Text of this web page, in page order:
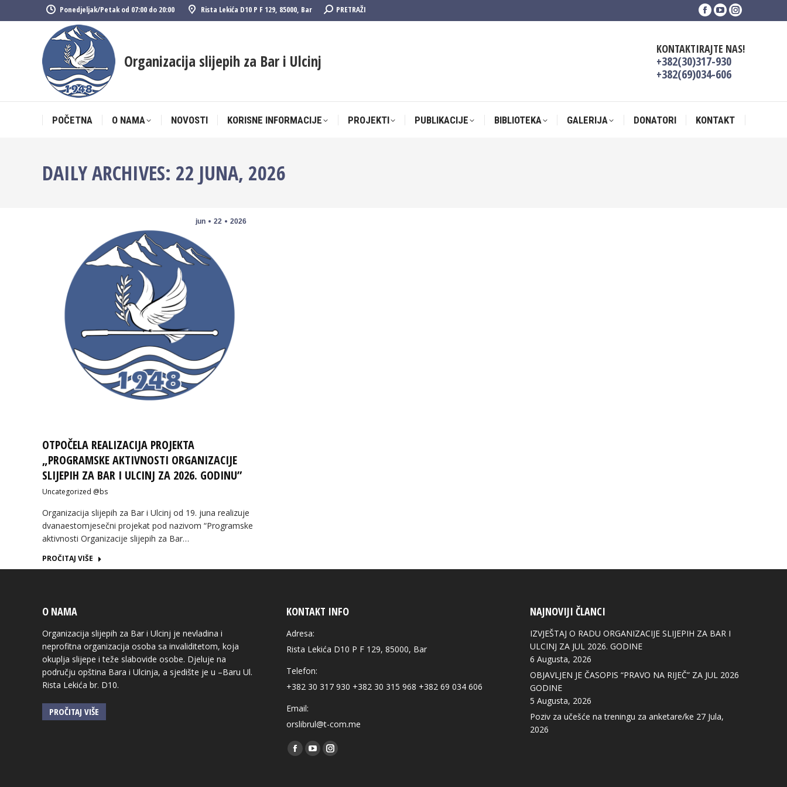
Ponedjeljak/Petak od 07:00 do 20:00 Rista Lekića D10 P F 129, 85000, Bar Search:PRETRAŽI
Facebook
in
new
window
YouTube
in
new
window
Instagram
in
Organizacija slijepih za Bar i Ulcinj
KONTAKTIRAJTE NAS!
+382(30)317-930
+382(69)034-606
POČETNA O NAMA NOVOSTI KORISNE INFORMACIJE PROJEKTI PUBLIKACIJE BIBLIOTEKA GALERIJA DONATORI KONTAKT
DAILY ARCHIVES: 22 JUNA, 2026
jun 22 2026
OTPOČELA REALIZACIJA PROJEKTA
„PROGRAMSKE AKTIVNOSTI ORGANIZACIJE
SLIJEPIH ZA BAR I ULCINJ ZA 2026. GODINU”
Uncategorized @bs
Organizacija slijepih za Bar i Ulcinj od 19. juna realizuje
dvanaestomjesečni projekat pod nazivom “Programske
aktivnosti Organizacije slijepih za Bar…
PROČITAJ VIŠE
O NAMA
Organizacija slijepih za Bar i Ulcinj je nevladina i
neprofitna organizacija osoba sa invaliditetom, koja
okuplja slijepe i teže slabovide osobe. Djeluje na
području opština Bara i Ulcinja, a sjedište je u –Baru Ul.
Rista Lekića br. D10.
PROČITAJ VIŠE
KONTAKT INFO
Adresa:
Rista Lekića D10 P F 129, 85000, Bar
Telefon:
+382 30 317 930 +382 30 315 968 +382 69 034 606
Email:
orslibrul@t-com.me
Find us on:
Facebook
YouTubeInstagram
NAJNOVIJI ČLANCI
IZVJEŠTAJ O RADU ORGANIZACIJE SLIJEPIH ZA BAR I
ULCINJ ZA JUL 2026. GODINE
6 Augusta, 2026
OBJAVLJEN JE ČASOPIS “PRAVO NA RIJEČ” ZA JUL 2026
GODINE
5 Augusta, 2026
Poziv za učešće na treningu za anketare/ke 27 Jula,
2026
POČETNA O NAMA NOVOSTI KORISNE INFORMACIJE PROJEKTI PUBLIKACIJE BIBLIOTEKA GALERIJA DONATORI KONTAKT